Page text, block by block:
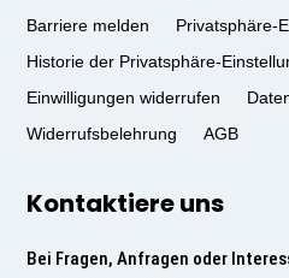
Barriere melden
Privatsphäre-
Historie der Privatsphäre-
Einwilligungen widerrufen
Widerrufsbelehrung
AGB
Kontaktiere uns
Bei Fragen, Anfragen oder